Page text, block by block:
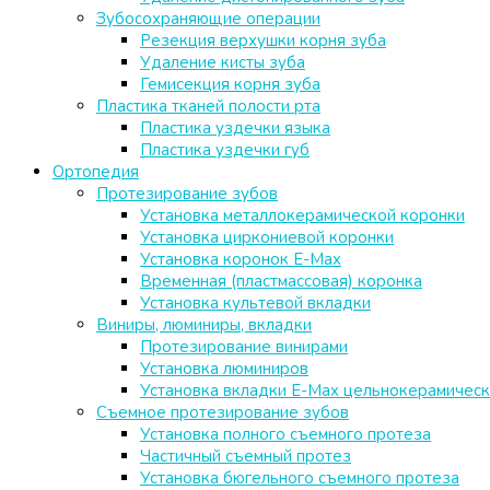
Зубосохраняющие операции
Резекция верхушки корня зуба
Удаление кисты зуба
Гемисекция корня зуба
Пластика тканей полости рта
Пластика уздечки языка
Пластика уздечки губ
Ортопедия
Протезирование зубов
Установка металлокерамической коронки
Установка циркониевой коронки
Установка коронок E-Max
Временная (пластмассовая) коронка
Установка культевой вкладки
Виниры, люминиры, вкладки
Протезирование винирами
Установка люминиров
Установка вкладки E-Max
Съемное протезирование зубов
Установка полного съемного протеза
Частичный съемный протез
Установка бюгельного съемного протеза